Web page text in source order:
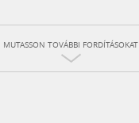
MUTASSON TOVÁBBI FORDÍTÁSOKAT